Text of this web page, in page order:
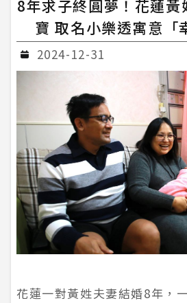
8年求子終圓夢！花蓮黃
寶 取名小樂透寓意「
2024-12-31
花蓮一對黃姓夫妻結婚8年，